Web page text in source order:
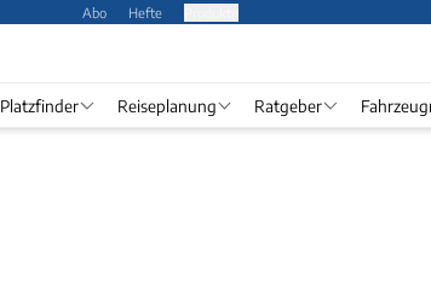
Abo Hefte
Platzfinder Reiseplanung Ratgeber